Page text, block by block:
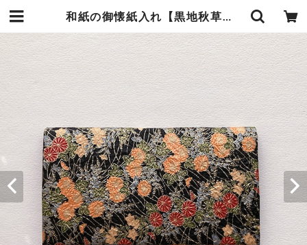
和紙の御懐紙入れ【黒地秋草文】 | 暮らしの中の和紙のかたち